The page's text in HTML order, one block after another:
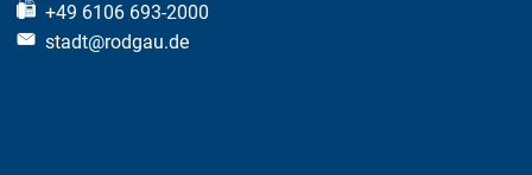
+49 6106 693-2000
stadt@rodgau.de